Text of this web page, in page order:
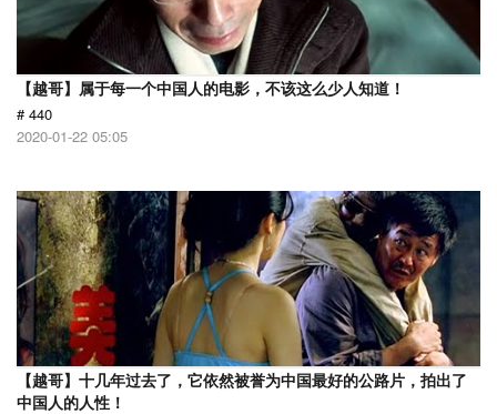
【越哥】属于每一个中国人的电影，不该这么少人知道！
# 440
2020-01-22 05:05
【越哥】十几年过去了，它依然被誉为中国最好的公路片，拍出了
中国人的人性！